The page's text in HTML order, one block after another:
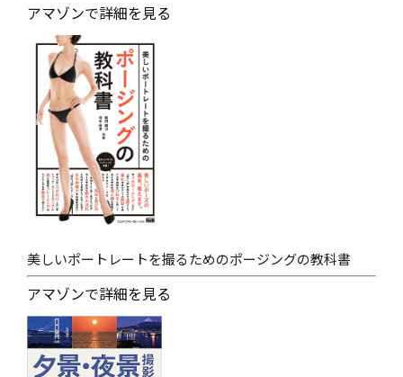
アマゾンで詳細を見る
美しいポートレートを撮るためのポージングの教科書
アマゾンで詳細を見る